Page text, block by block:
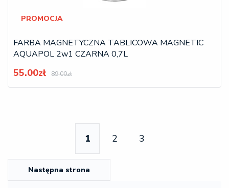
PROMOCJA
FARBA MAGNETYCZNA TABLICOWA MAGNETIC
AQUAPOL 2w1 CZARNA 0,7L
55.00zł 89.00zł
1 2 3
Następna strona